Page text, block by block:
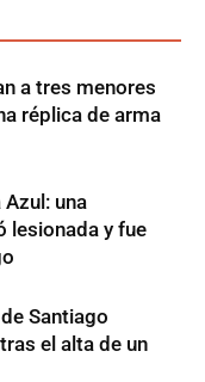
a tres menores
réplica de arma
una
lesionada y fue
Santiago
el alta de un